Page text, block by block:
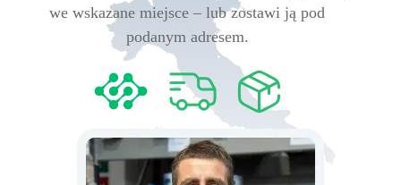
we wskazane miejsce – lub zostawi ją pod
podanym adresem.